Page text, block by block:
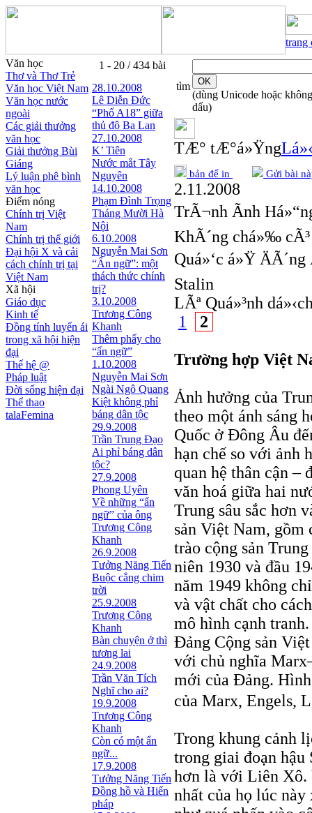
trang
Văn học
Thơ và Thơ Trẻ
Văn học Việt Nam
Văn học nước
ngoài
Các giải thưởng
văn học
Giải thưởng Bùi
Giáng
Lý luận phê bình
văn học
Điểm nóng
Chính trị Việt
Nam
Chính trị thế giới
Đại hội X và cải
cách chính trị tại
Việt Nam
Xã hội
Giáo dục
Kinh tế
Đồng tính luyến ái
trong xã hội hiện
đại
Thế hệ @
Pháp luật
Đời sống hiện đại
Thể thao
talaFemina
1 - 20 / 434 bài
28.10.2008
Lê Diễn Đức
“Phố A18” giữa
thủ đô Ba Lan
27.10.2008
K’ Tiên
Nước mắt Tây
Nguyên
14.10.2008
Phạm Đình Trọng
Tháng Mười Hà
Nội
6.10.2008
Nguyễn Mai Sơn
“Ẩn ngữ”: một
thách thức chính
trị?
3.10.2008
Trương Công
Khanh
Thêm phẩy cho
“ẩn ngữ”
1.10.2008
Nguyễn Mai Sơn
Ngài Ngô Quang
Kiệt không phỉ
báng dân tộc
29.9.2008
Trần Trung Đạo
Ai phỉ báng dân
tộc?
27.9.2008
Phong Uyên
Về những “ẩn
ngữ” của ông
Trương Công
Khanh
26.9.2008
Tưởng Năng Tiến
Buộc cẳng chim
trời
25.9.2008
Trương Công
Khanh
Bàn chuyện ở thì
tương lai
24.9.2008
Trần Văn Tích
Nghĩ cho ai?
19.9.2008
Trương Công
Khanh
Còn có một ẩn
ngữ...
17.9.2008
Tưởng Năng Tiến
Đồng hồ và Hiến
pháp
tìm
(dùng Unicode hoặc không
dấu)
TÆ° tÆ°á»Ÿng
bản để in Gửi bài
2.11.2008
TrÃ¬nh Ãnh
KhÃ´ng chá»‰
Quá»‘c á»Ÿ
Stalin
LÃª Quá»³nh
1
2
Trường hợp Việt
Ảnh hưởng của
theo một ánh sáng
Quốc ở Đông Âu
hạn chế so với ảnh
quan hệ thân cận –
văn hoá giữa hai
Trung sâu sắc hơn
sản Việt Nam,
trào cộng sản
niên 1930 và đầu
năm 1949 không
và vật chất cho
mô hình cạnh
Đảng Cộng sản
với chủ nghĩa
mới của Đảng.
của Marx, Engels,
Trong khung cảnh
trong giai đoạn
hơn là với Liên Xô.
nhất của họ lúc